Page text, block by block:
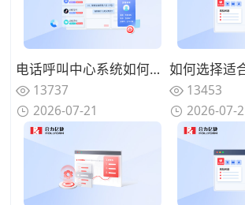
电话呼叫中心系统如何与在线渠道融合？全触点统一路由的协同方案
13737
2026-07-21
13453
2026-07-